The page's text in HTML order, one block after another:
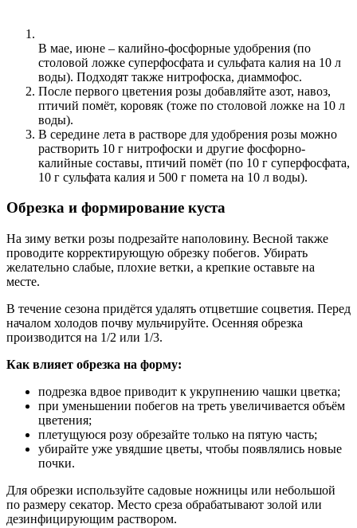
В мае, июне – калийно-фосфорные удобрения (по
столовой ложке суперфосфата и сульфата калия на 10 л
воды). Подходят также нитрофоска, диаммофос.
После первого цветения розы добавляйте азот, навоз,
птичий помёт, коровяк (тоже по столовой ложке на 10 л
воды).
В середине лета в растворе для удобрения розы можно
растворить 10 г нитрофоски и другие фосфорно-
калийные составы, птичий помёт (по 10 г суперфосфата,
10 г сульфата калия и 500 г помета на 10 л воды).
Обрезка и формирование куста
На зиму ветки розы подрезайте наполовину. Весной также
проводите корректирующую обрезку побегов. Убирать
желательно слабые, плохие ветки, а крепкие оставьте на
месте.
В течение сезона придётся удалять отцветшие соцветия. Перед
началом холодов почву мульчируйте. Осенняя обрезка
производится на 1/2 или 1/3.
Как влияет обрезка на форму:
подрезка вдвое приводит к укрупнению чашки цветка;
при уменьшении побегов на треть увеличивается объём
цветения;
плетущуюся розу обрезайте только на пятую часть;
убирайте уже увядшие цветы, чтобы появлялись новые
почки.
Для обрезки используйте садовые ножницы или небольшой
по размеру секатор. Место среза обрабатывают золой или
дезинфицирующим раствором.